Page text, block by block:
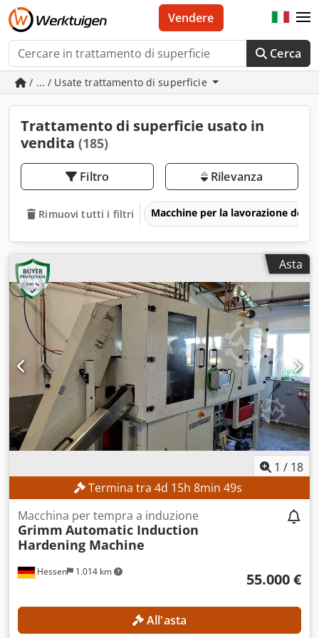
Cerca
Vendere
/ ... / Usate trattamento di superficie
Trattamento di superficie usato in
vendita (185)
Filtro Rilevanza
Rimuovi tutti i filtri Macchine per la lavorazione del
Asta
1 / 18
Termina tra 4d 15h 8min 47s
Hessen 1.014 km
Macchina per tempra a induzione
Grimm Automatic Induction
Hardening Machine
55.000 €
All'asta